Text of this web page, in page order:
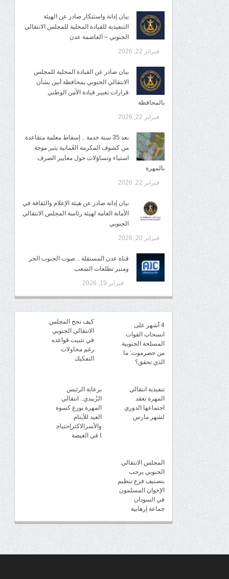
بيان إدانة واستنكار صادر عن الهيئة
التنفيذية للقيادة المحلية للمجلس الانتقالي
الجنوبي – العاصمة عدن
فبراير 22, 2026
بيان صادر عن القيادة المحلية للمجلس
الانتقالي الجنوبي بمحافظة أبين بشأن
قرارات تغيير قيادة الأمن الوطني
بالمحافظة
فبراير 22, 2026
بعد 35 سنة خدمة .. إسقاط معلمة متقاعدة
من كشوف المكرمة العُمانية يثير موجة
استياء وتساؤلات حول معايير الصرف
بالمهرة
فبراير 22, 2026
بيان إدانة صادر عن هيئة الإعلام والثقافة في
الأمانة العامة لهيئة رئاسة المجلس الانتقالي
الجنوبي
فبراير 20, 2026
قناة عدن المستقلة .. صوت الجنوب الحر
ومنبر تطلعات الشعب
فبراير 19, 2026
4 أشهر على
انسحاب القوات
المسلحة الجنوبية
من حضرموت: ما
الذي تحقق؟
كيف نجح المجلس
الانتقالي الجنوبي
في تثبيت قواعده
رغم محاولات
التفكيك
تنفيذية انتقالي
المهرة تعقد
اجتماعها الدوري
لشهر مارس
برعاية الرئيس
الزُبيدي.. انتقالي
المهرة يوزع كسوة
العيد للأيتام
والأسرالاكثرإحتياج
ا في الغيضة
المجلس الانتقالي
الجنوبي يرحب
بتصنيف فرع تنظيم
الإخوان المسلمون
في السودان
جماعة إرهابية